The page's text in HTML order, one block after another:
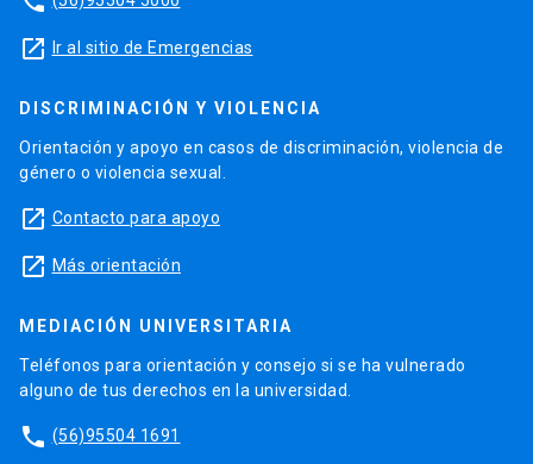
launch Ir al sitio de Emergencias
DISCRIMINACIÓN Y VIOLENCIA
Orientación y apoyo en casos de discriminación, violencia de
género o violencia sexual.
launch Contacto para apoyo
launch Más orientación
MEDIACIÓN UNIVERSITARIA
Teléfonos para orientación y consejo si se ha vulnerado
alguno de tus derechos en la universidad.
phone (56)95504 1691